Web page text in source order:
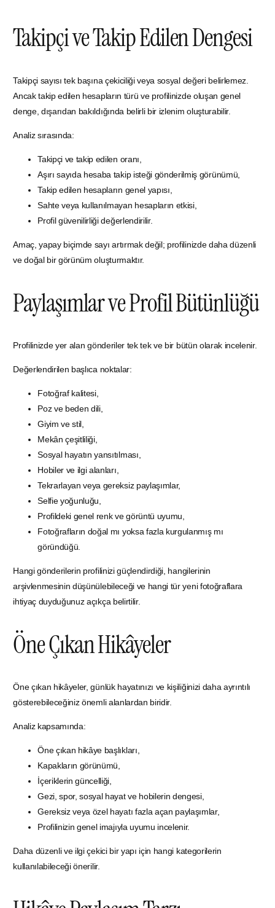
Takipçi ve Takip Edilen Dengesi
Takipçi sayısı tek başına çekiciliği veya sosyal değeri belirlemez.
Ancak takip edilen hesapların türü ve profilinizde oluşan genel
denge, dışarıdan bakıldığında belirli bir izlenim oluşturabilir.
Analiz sırasında:
Takipçi ve takip edilen oranı,
Aşırı sayıda hesaba takip isteği gönderilmiş görünümü,
Takip edilen hesapların genel yapısı,
Sahte veya kullanılmayan hesapların etkisi,
Profil güvenilirliği değerlendirilir.
Amaç, yapay biçimde sayı artırmak değil; profilinizde daha düzenli
ve doğal bir görünüm oluşturmaktır.
Paylaşımlar ve Profil Bütünlüğü
Profilinizde yer alan gönderiler tek tek ve bir bütün olarak incelenir.
Değerlendirilen başlıca noktalar:
Fotoğraf kalitesi,
Poz ve beden dili,
Giyim ve stil,
Mekân çeşitliliği,
Sosyal hayatın yansıtılması,
Hobiler ve ilgi alanları,
Tekrarlayan veya gereksiz paylaşımlar,
Selfie yoğunluğu,
Profildeki genel renk ve görüntü uyumu,
Fotoğrafların doğal mı yoksa fazla kurgulanmış mı
göründüğü.
Hangi gönderilerin profilinizi güçlendirdiği, hangilerinin
arşivlenmesinin düşünülebileceği ve hangi tür yeni fotoğraflara
ihtiyaç duyduğunuz açıkça belirtilir.
Öne Çıkan Hikâyeler
Öne çıkan hikâyeler, günlük hayatınızı ve kişiliğinizi daha ayrıntılı
gösterebileceğiniz önemli alanlardan biridir.
Analiz kapsamında:
Öne çıkan hikâye başlıkları,
Kapakların görünümü,
İçeriklerin güncelliği,
Gezi, spor, sosyal hayat ve hobilerin dengesi,
Gereksiz veya özel hayatı fazla açan paylaşımlar,
Profilinizin genel imajıyla uyumu incelenir.
Daha düzenli ve ilgi çekici bir yapı için hangi kategorilerin
kullanılabileceği önerilir.